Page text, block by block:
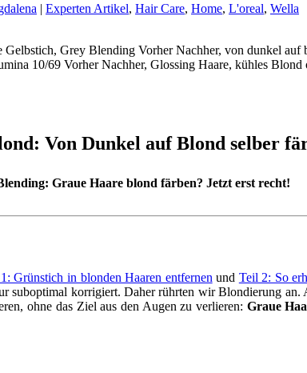
| Experten Artikel, Hair Care, Home, L'oreal, Wella
Von Dunkel auf Blond selber
Graue Haare blond färben? Jetzt erst recht!
Grünstich in blonden Haaren entfernen und Teil 2: So
suboptimal korrigiert. Daher rührten wir Blondierung
ohne das Ziel aus den Augen zu verlieren: Graue